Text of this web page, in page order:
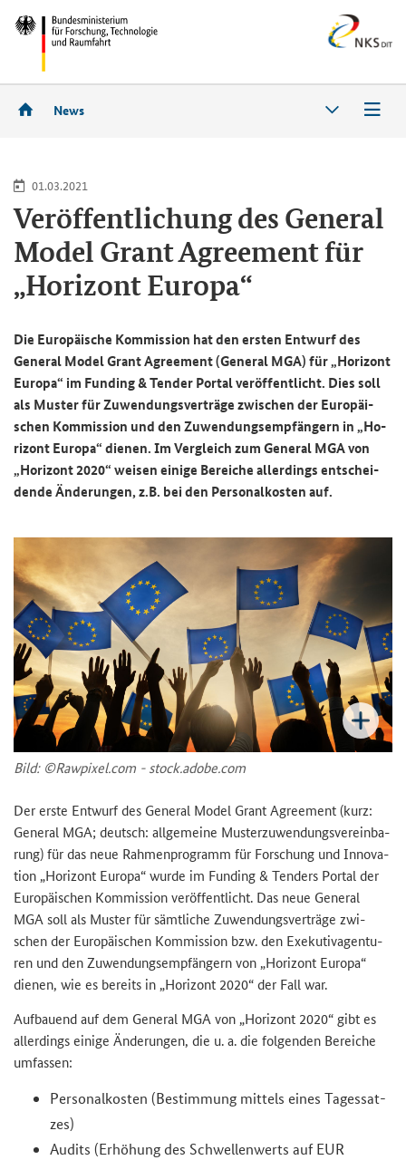
News
01.03.2021
Ver­öf­fent­li­chung des General
Model Grant Agreementfür
„Ho­ri­zont Eu­ro­pa“
Die Eu­ro­päi­sche Kom­mis­si­on hat den ers­ten Ent­wurf des
General Model Grant Agreement(Ge­ne­ral MGA) für „Ho­ri­zont
Eu­ro­pa“ im Funding & TenderPor­tal ver­öf­fent­licht. Dies soll
als Mus­ter für Zu­wen­dungs­ver­trä­ge zwi­schen der Eu­ro­päi­
schen Kom­mis­si­on und den Zu­wen­dungs­emp­fän­gern in „Ho­
ri­zont Eu­ro­pa“ die­nen. Im Ver­gleich zum Ge­ne­ral MGA von
„Ho­ri­zont 2020“ wei­sen ei­ni­ge Be­rei­che al­ler­dings ent­schei­
den­de Än­de­run­gen, z.B. bei den Per­so­nal­kos­ten auf.
Bild: ©Raw­pi­xel.com - stock.adobe.com
Der erste Ent­wurf des General Model Grant Agreement(kurz:
Ge­ne­ral MGA; deutsch: all­ge­mei­ne Mus­ter­zu­wen­dungs­ver­ein­ba­
rung) für das neue Rah­men­pro­gramm für For­schung und In­no­va­
ti­on „Ho­ri­zont Eu­ro­pa“ wurde im Funding & Tenders Portal der
Eu­ro­päi­schen Kom­mis­si­on ver­öf­fent­licht. Das neue Ge­ne­ral
MGA soll als Mus­ter für sämt­li­che Zu­wen­dungs­ver­trä­ge zwi­
schen der Eu­ro­päi­schen Kom­mis­si­on bzw. den Exe­ku­tiv­agen­tu­
ren und den Zu­wen­dungs­emp­fän­gern von „Ho­ri­zont Eu­ro­pa“
die­nen, wie es be­reits in „Ho­ri­zont 2020“ der Fall war.
Auf­bau­end auf dem Ge­ne­ral MGA von „Ho­ri­zont 2020“ gibt es
al­ler­dings ei­ni­ge Än­de­run­gen, die u. a. die fol­gen­den Be­rei­che
um­fas­sen:
Per­so­nal­kos­ten (Be­stim­mung mit­tels eines Ta­ges­sat­
zes)
Au­dits (Er­hö­hung des Schwel­len­werts auf EUR